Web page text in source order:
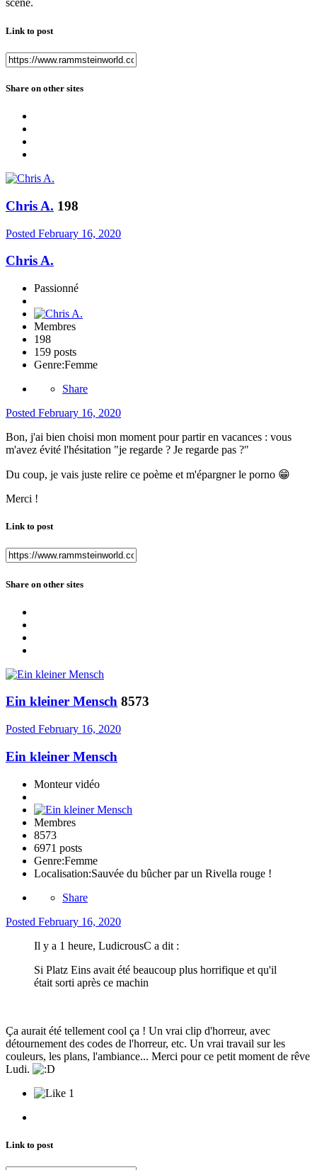
scène.
Link to post
Share on other sites
Chris A. 198
Posted February 16, 2020
Chris A.
Passionné
Membres
198
159 posts
Genre:Femme
Share
Posted February 16, 2020
Bon, j'ai bien choisi mon moment pour partir en vacances : vous
m'avez évité l'hésitation "je regarde ? Je regarde pas ?"
Du coup, je vais juste relire ce poème et m'épargner le porno 😁
Merci !
Link to post
Share on other sites
Ein kleiner Mensch 8573
Posted February 16, 2020
Ein kleiner Mensch
Monteur vidéo
Membres
8573
6971 posts
Genre:Femme
Localisation:Sauvée du bûcher par un Rivella rouge !
Share
Posted February 16, 2020
Il y a 1 heure, LudicrousC a dit :
Si Platz Eins avait été beaucoup plus horrifique et qu'il
était sorti après ce machin
Ça aurait été tellement cool ça ! Un vrai clip d'horreur, avec
détournement des codes de l'horreur, etc. Un vrai travail sur les
couleurs, les plans, l'ambiance... Merci pour ce petit moment de rêve
Ludi.
1
Link to post